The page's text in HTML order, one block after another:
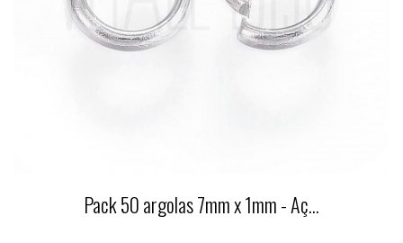
Pack 50 argolas 7mm x 1mm - Aç...